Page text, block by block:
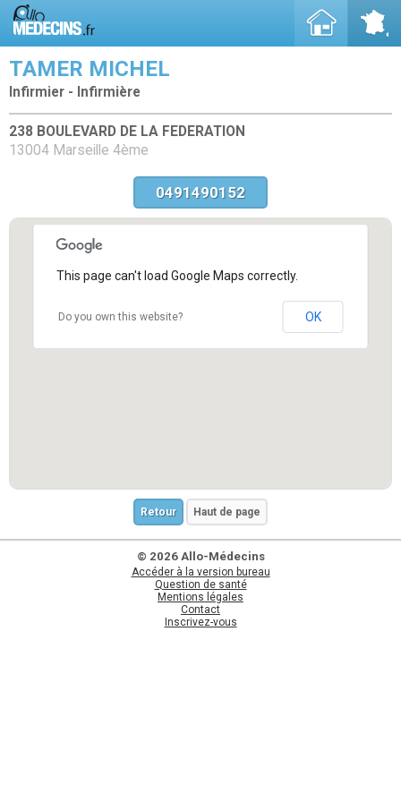
TAMER MICHEL
Infirmier - Infirmière
238 BOULEVARD DE LA FEDERATION
13004 Marseille 4ème
0491490152
This page can't load Google Maps correctly.
Do you own this website? OK
Retour Haut de page
© 2026 Allo-Médecins
Accéder à la version bureau
Question de santé
Mentions légales
Contact
Inscrivez-vous